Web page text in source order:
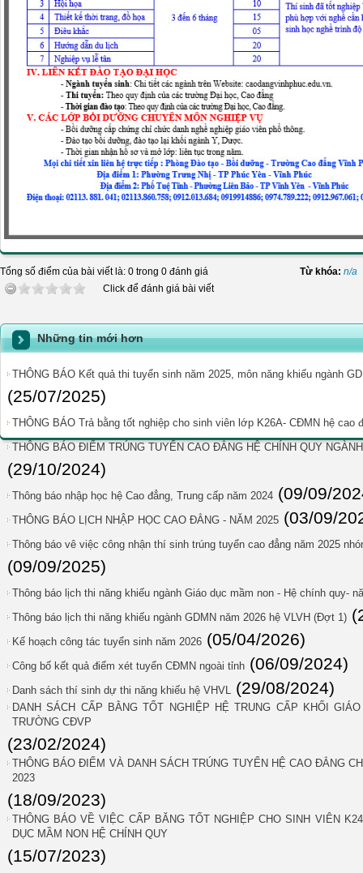
Tổng số điểm của bài viết là: 0 trong 0 đánh giá
Click để đánh giá bài viết
Từ khóa: n/a
Những tin mới hơn
THÔNG BÁO Kết quả thi tuyển sinh năm 2025, môn năng khiếu ngành
(25/07/2025)
THÔNG BÁO Trả bằng tốt nghiệp cho sinh viên lớp K26A- CĐMN hệ cao
THÔNG BÁO ĐIỂM TRÚNG TUYỂN CAO ĐẲNG HỆ CHÍNH QUY
(29/10/2024)
Thông báo nhập học hệ Cao đẳng, Trung cấp năm 2024 (09/09/
THÔNG BÁO LỊCH NHẬP HỌC CAO ĐẲNG - NĂM 2025 (03/09/
Thông báo vê việc công nhận thí sinh trúng tuyển cao đẳng năm 2025
(09/09/2025)
Thông báo lịch thi năng khiếu ngành Giáo dục mầm non - Hệ chính quy-
Thông báo lịch thi năng khiếu ngành GDMN năm 2026 hệ VLVH (Đợt 1)
Kế hoạch công tác tuyển sinh năm 2026 (05/04/2026)
Công bố kết quả điểm xét tuyển CĐMN ngoài tỉnh (06/09/2024)
Danh sách thí sinh dự thi năng khiếu hệ VHVL (29/08/2024)
DANH SÁCH CẤP BẰNG TỐT NGHIỆP HỆ TRUNG CẤP KHỐI
TRƯỜNG CĐVP
(23/02/2024)
THÔNG BÁO ĐIỂM VÀ DANH SÁCH TRÚNG TUYỂN HỆ CAO ĐẲNG
2023
(18/09/2023)
THÔNG BÁO VỀ VIỆC CẤP BĂNG TỐT NGHIỆP CHO SINH VIÊN
DỤC MẦM NON HỆ CHÍNH QUY
(15/07/2023)